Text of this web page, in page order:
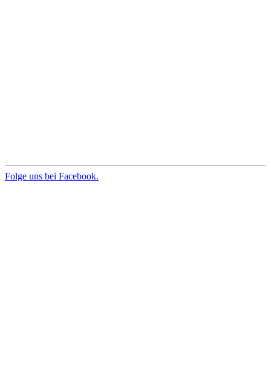
Folge uns bei Facebook.